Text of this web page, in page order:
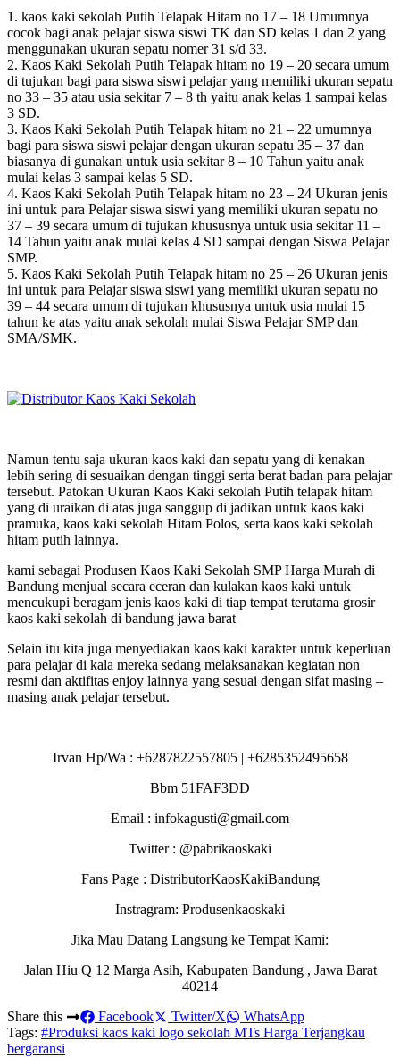
1. kaos kaki sekolah Putih Telapak Hitam no 17 – 18 Umumnya
cocok bagi anak pelajar siswa siswi TK dan SD kelas 1 dan 2 yang
menggunakan ukuran sepatu nomer 31 s/d 33.
2. Kaos Kaki Sekolah Putih Telapak hitam no 19 – 20 secara umum
di tujukan bagi para siswa siswi pelajar yang memiliki ukuran sepatu
no 33 – 35 atau usia sekitar 7 – 8 th yaitu anak kelas 1 sampai kelas
3 SD.
3. Kaos Kaki Sekolah Putih Telapak hitam no 21 – 22 umumnya
bagi para siswa siswi pelajar dengan ukuran sepatu 35 – 37 dan
biasanya di gunakan untuk usia sekitar 8 – 10 Tahun yaitu anak
mulai kelas 3 sampai kelas 5 SD.
4. Kaos Kaki Sekolah Putih Telapak hitam no 23 – 24 Ukuran jenis
ini untuk para Pelajar siswa siswi yang memiliki ukuran sepatu no
37 – 39 secara umum di tujukan khususnya untuk usia sekitar 11 –
14 Tahun yaitu anak mulai kelas 4 SD sampai dengan Siswa Pelajar
SMP.
5. Kaos Kaki Sekolah Putih Telapak hitam no 25 – 26 Ukuran jenis
ini untuk para Pelajar siswa siswi yang memiliki ukuran sepatu no
39 – 44 secara umum di tujukan khususnya untuk usia mulai 15
tahun ke atas yaitu anak sekolah mulai Siswa Pelajar SMP dan
SMA/SMK.
Namun tentu saja ukuran kaos kaki dan sepatu yang di kenakan
lebih sering di sesuaikan dengan tinggi serta berat badan para pelajar
tersebut. Patokan Ukuran Kaos Kaki sekolah Putih telapak hitam
yang di uraikan di atas juga sanggup di jadikan untuk kaos kaki
pramuka, kaos kaki sekolah Hitam Polos, serta kaos kaki sekolah
hitam putih lainnya.
kami sebagai Produsen Kaos Kaki Sekolah SMP Harga Murah di
Bandung menjual secara eceran dan kulakan kaos kaki untuk
mencukupi beragam jenis kaos kaki di tiap tempat terutama grosir
kaos kaki sekolah di bandung jawa barat
Selain itu kita juga menyediakan kaos kaki karakter untuk keperluan
para pelajar di kala mereka sedang melaksanakan kegiatan non
resmi dan aktifitas enjoy lainnya yang sesuai dengan sifat masing –
masing anak pelajar tersebut.
Irvan Hp/Wa : +6287822557805 | +6285352495658
Bbm 51FAF3DD
Email : infokagusti@gmail.com
Twitter : @pabrikaoskaki
Fans Page : DistributorKaosKakiBandung
Instragram: Produsenkaoskaki
Jika Mau Datang Langsung ke Tempat Kami:
Jalan Hiu Q 12 Marga Asih, Kabupaten Bandung , Jawa Barat
40214
Share this
Facebook Twitter/X
WhatsApp
Tags: #Produksi kaos kaki logo sekolah MTs Harga Terjangkau
bergaransi